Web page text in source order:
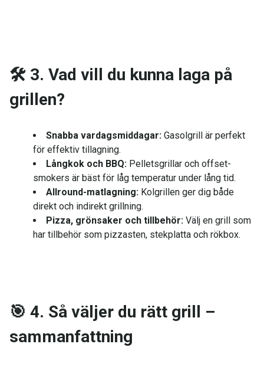
🛠️ 3. Vad vill du kunna laga på
grillen?
Snabba vardagsmiddagar: Gasolgrill är perfekt
för effektiv tillagning.
Långkok och BBQ: Pelletsgrillar och offset-
smokers är bäst för låg temperatur under lång tid.
Allround-matlagning: Kolgrillen ger dig både
direkt och indirekt grillning.
Pizza, grönsaker och tillbehör: Välj en grill som
har tillbehör som pizzasten, stekplatta och rökbox.
🎯 4. Så väljer du rätt grill –
sammanfattning